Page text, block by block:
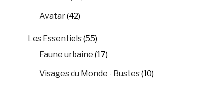
Avatar(42)
Les Essentiels(55)
Faune urbaine (17)
Visages du Monde - Bustes(10)